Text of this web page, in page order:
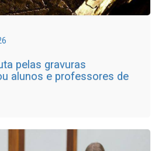
pelas gravuras
alunos e professores de